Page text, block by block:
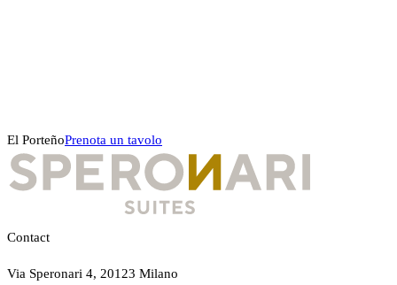
El PorteñoPrenota un tavolo
Contact
Via Speronari 4, 20123 Milano